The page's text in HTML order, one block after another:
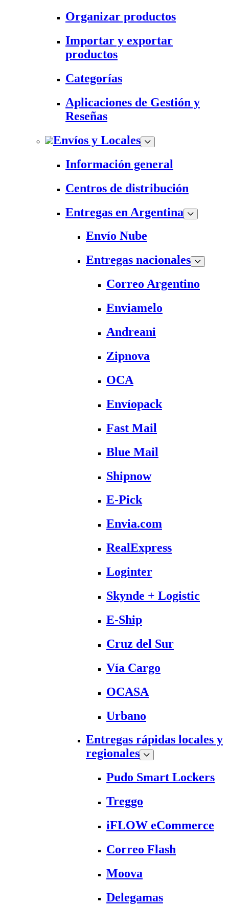
Organizar productos
Importar y exportar
productos
Categorías
Aplicaciones de Gestión y
Reseñas
Envíos y Locales
Información general
Centros de distribución
Entregas en Argentina
Envío Nube
Entregas nacionales
Correo Argentino
Enviamelo
Andreani
Zipnova
OCA
Envíopack
Fast Mail
Blue Mail
Shipnow
E-Pick
Envia.com
RealExpress
Loginter
Skynde + Logistic
E-Ship
Cruz del Sur
Vía Cargo
OCASA
Urbano
Entregas rápidas locales y
regionales
Pudo Smart Lockers
Treggo
iFLOW eCommerce
Correo Flash
Moova
Delegamas